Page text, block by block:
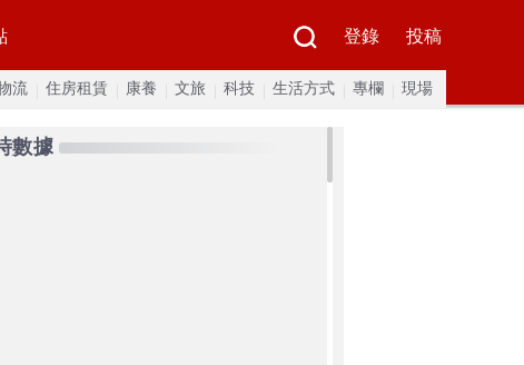
登錄 投稿
流 住房租賃 康養 文旅 科技 生活方式 專欄 現場
數據